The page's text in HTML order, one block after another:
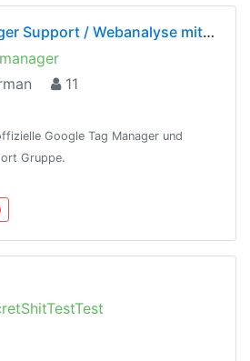
Google Tag Manager Support / Webanalyse mit Kopf
11
Google Tag Manager und
Gruppe.